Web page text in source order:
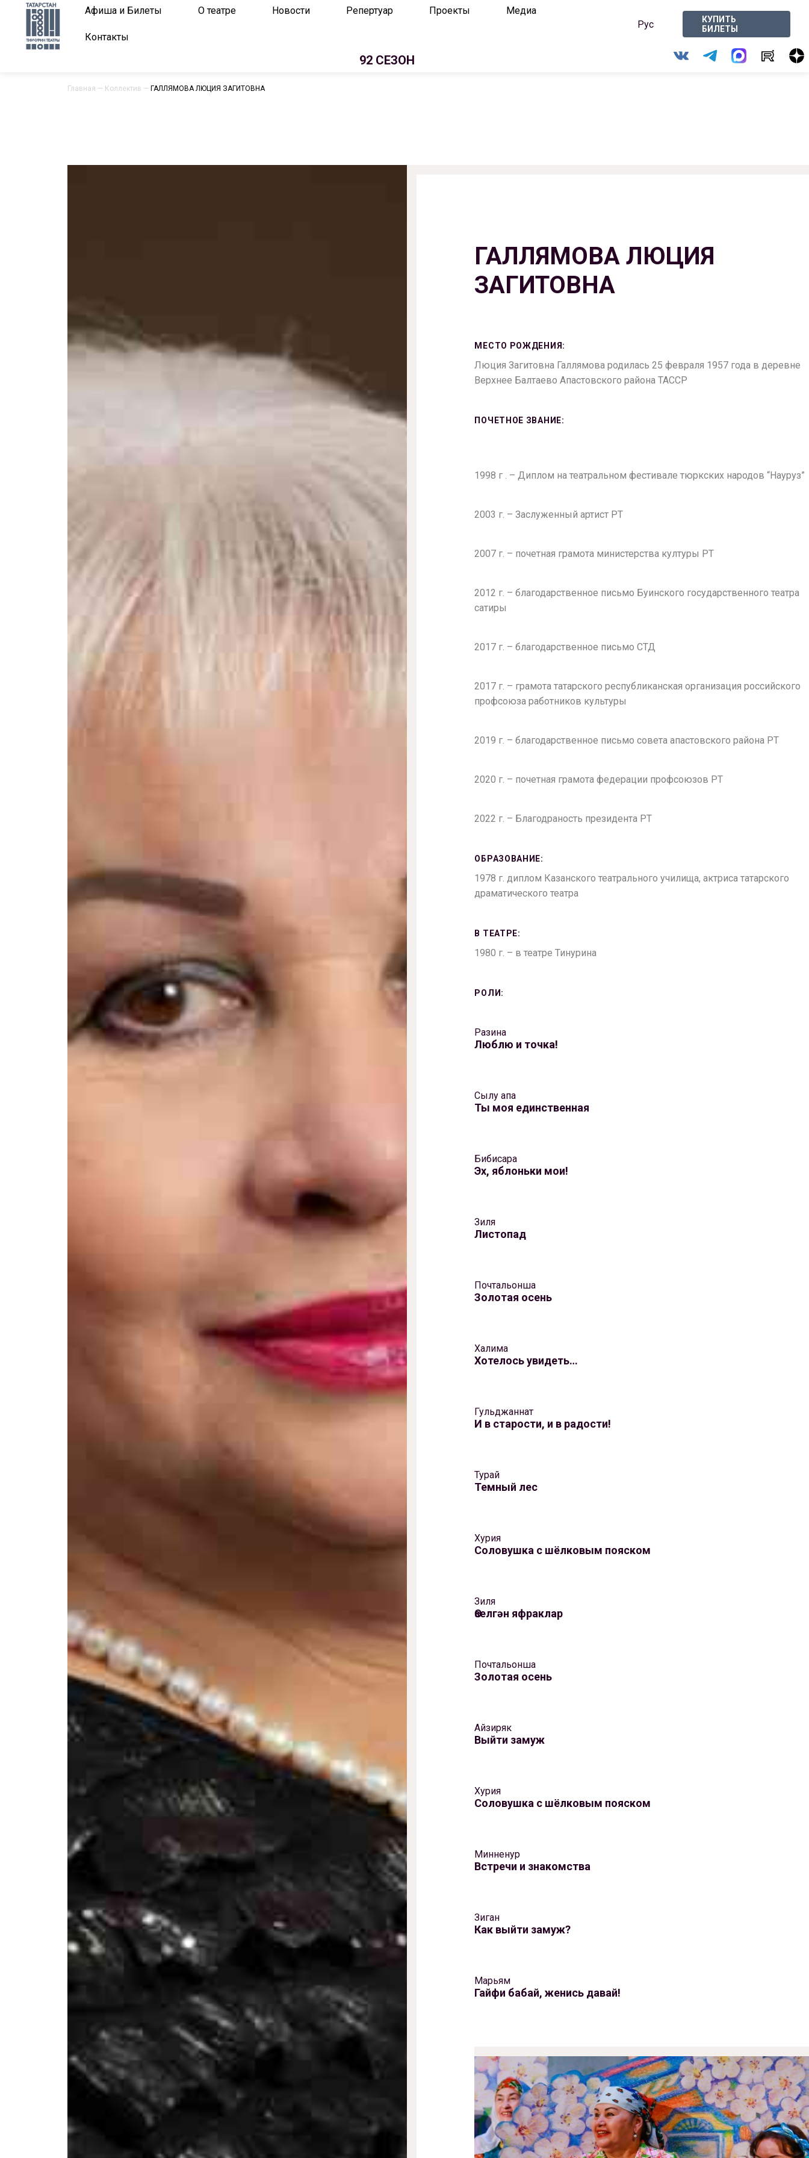
Афиша и Билеты О театре Новости Репертуар Проекты Медиа
Контакты
Рус
КУПИТЬ
БИЛЕТЫ
92 СЕЗОН
Главная — Коллектив — ГАЛЛЯМОВА ЛЮЦИЯ ЗАГИТОВНА
ГАЛЛЯМОВА ЛЮЦИЯ
ЗАГИТОВНА
МЕСТО РОЖДЕНИЯ:
Люция Загитовна Галлямова родилась 25 февраля 1957 года в деревне
Верхнее Балтаево Апастовского района ТАССР
ПОЧЕТНОЕ ЗВАНИЕ:
1998 г . – Диплом на театральном фестивале тюркских народов “Науруз”
2003 г. – Заслуженный артист РТ
2007 г. – почетная грамота министерства културы РТ
2012 г. – благодарственное письмо Буинского государственного театра
сатиры
2017 г. – благодарственное письмо СТД
2017 г. – грамота татарского республиканская организация российского
профсоюза работников культуры
2019 г. – благодарственное письмо совета апастовского района РТ
2020 г. – почетная грамота федерации профсоюзов РТ
2022 г. – Благодраность президента РТ
ОБРАЗОВАНИЕ:
1978 г. диплом Казанского театрального училища, актриса татарского
драматического театра
В ТЕАТРЕ:
1980 г. – в театре Тинурина
РОЛИ:
Разина
Люблю и точка!
Сылу апа
Ты моя единственная
Бибисара
Эх, яблоньки мои!
Зиля
Листопад
Почтальонша
Золотая осень
Халима
Хотелось увидеть…
Гульджаннат
И в cтарости, и в радости!
Турай
Темный лес
Хурия
Соловушка с шёлковым пояском
Зиля
Өзелгән яфраклар
Почтальонша
Золотая осень
Айзиряк
Выйти замуж
Хурия
Соловушка с шёлковым пояском
Минненур
Встречи и знакомства
Зиган
Как выйти замуж?
Марьям
Гайфи бабай, женись давай!